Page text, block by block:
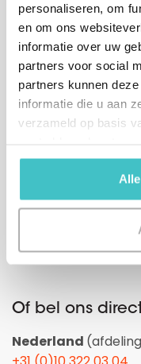
personaliseren, om
en om ons
informatie over uw
partners voor social
partners kunnen
informatie die u aan
verzameld op basis
gebruiken.
Bericht (optioneel)
Of bel ons
Nederland